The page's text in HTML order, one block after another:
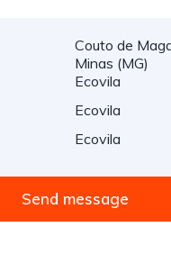
Couto de
Minas (MG)
Ecovila
Ecovila
Ecovila
Send message